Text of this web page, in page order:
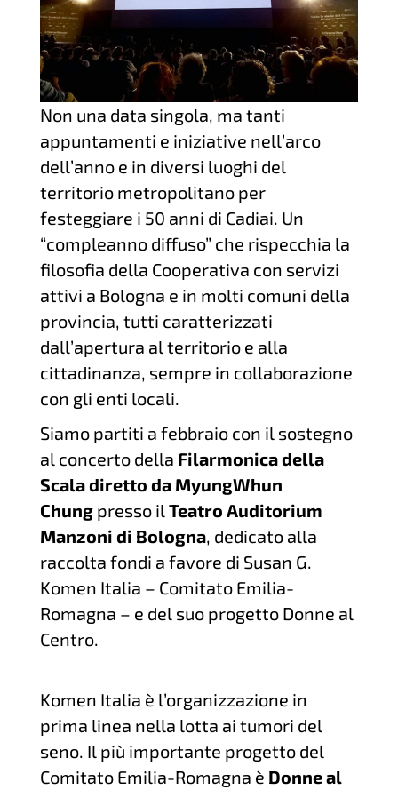
Non una data singola, ma tanti
appuntamenti e iniziative nell’arco
dell’anno e in diversi luoghi del
territorio metropolitano per
festeggiare i 50 anni di Cadiai. Un
“compleanno diffuso” che rispecchia la
filosofia della Cooperativa con servizi
attivi a Bologna e in molti comuni della
provincia, tutti caratterizzati
dall’apertura al territorio e alla
cittadinanza, sempre in collaborazione
con gli enti locali.
Siamo partiti a febbraio con il sostegno
al concerto della Filarmonica della
Scala diretto da MyungWhun
Chungpresso ilTeatro Auditorium
Manzoni di Bologna, dedicato alla
raccolta fondi a favore di Susan G.
Komen Italia – Comitato Emilia-
Romagna – e del suo progetto Donne al
Centro.
Komen Italia è l’organizzazione in
prima linea nella lotta ai tumori del
seno. Il più importante progetto del
Comitato Emilia-Romagna è Donne al